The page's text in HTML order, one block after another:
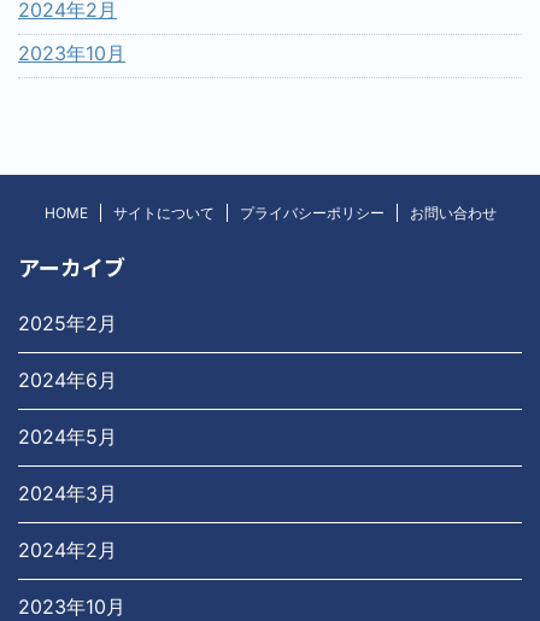
2024年2月
2023年10月
HOME サイトについて プライバシーポリシー お問い合わせ
アーカイブ
2025年2月
2024年6月
2024年5月
2024年3月
2024年2月
2023年10月